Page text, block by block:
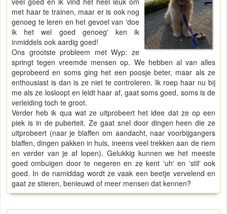
met haar te trainen, maar er is ook nog
genoeg te leren en het gevoel van 'doe
ik het wel goed genoeg' ken ik
inmiddels ook aardig goed!
Ons grootste probleem met Wyp: ze
springt tegen vreemde mensen op. We hebben al van alles
geprobeerd en soms ging het een poosje beter, maar als ze
enthousiast is dan is ze niet te controleren. Ik roep haar nu bij
me als ze losloopt en leidt haar af, gaat soms goed, soms is de
verleiding toch te groot.
Verder heb ik qua wat ze uitprobeert het idee dat ze op een
piek is in de puberteit. Ze gaat snel door dingen heen die ze
uitprobeert (naar je blaffen om aandacht, naar voorbijgangers
blaffen, dingen pakken in huis, ineens veel trekken aan de riem
en verder van je af lopen). Gelukkig kunnen we het meeste
goed ombuigen door te negeren en ze kent 'uh' en 'stil' ook
goed. In de namiddag wordt ze vaak een beetje vervelend en
gaat ze stieren, benieuwd of meer mensen dat kennen?